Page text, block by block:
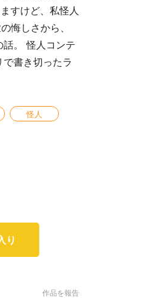
すけど、私怪人
悔しさから、
。 怪人コンテ
書き切ったラ
怪人
り
作品を報告